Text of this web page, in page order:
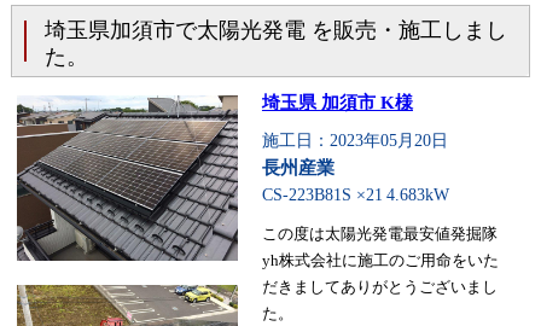
埼玉県加須市で太陽光発電 を販売・施工しまし
た。
埼玉県 加須市 K様
施工日：2023年05月20日
長州産業
CS-223B81S ×21 4.683kW
この度は太陽光発電最安値発掘隊
yh株式会社に施工のご用命をいた
だきましてありがとうございまし
た。